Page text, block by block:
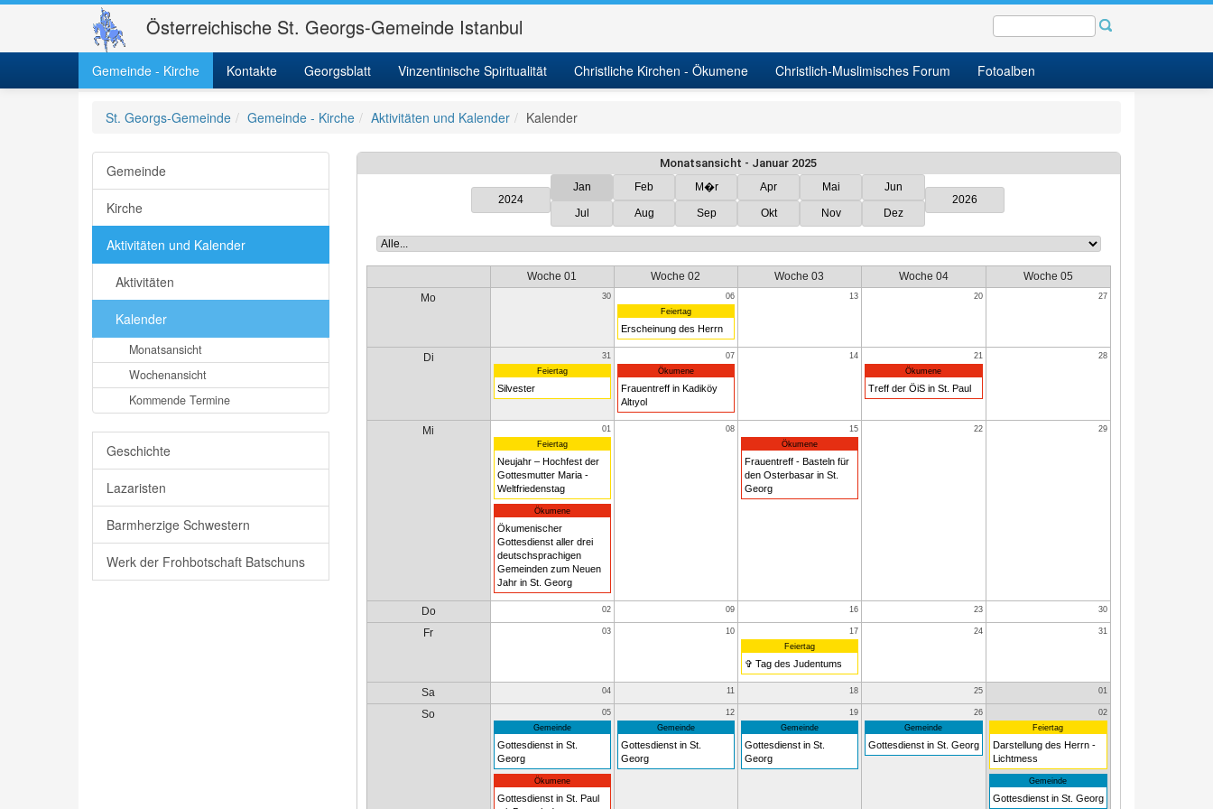
Österreichische St. Georgs-Gemeinde Istanbul
Gemeinde - Kirche Kontakte Georgsblatt Vinzentinische Spiritualität Christliche Kirchen - Ökumene Christlich-Muslimisches Forum Fotoalben
St. Georgs-Gemeinde Gemeinde - Kirche Aktivitäten und Kalender Kalender
Gemeinde
Kirche
Aktivitäten und Kalender
Aktivitäten
Kalender
Monatsansicht
Wochenansicht
Kommende Termine
Geschichte
Lazaristen
Barmherzige Schwestern
Werk der Frohbotschaft Batschuns
Monatsansicht - Januar 2025
2024
Jan Feb M�r Apr Mai Jun
Jul Aug Sep Okt Nov Dez
2026
Woche 01 Woche 02 Woche 03 Woche 04
Woche 05
Mo
30
06
Feiertag
Erscheinung des Herrn
13 20 27
Di
31
Feiertag
Silvester
07
Ökumene
Frauentreff in Kadiköy
Altıyol
14
21
Ökumene
Treff der ÖiS in St. Paul
28
Mi
01
Feiertag
Neujahr – Hochfest der
Gottesmutter Maria -
Weltfriedenstag
Ökumene
Ökumenischer
Gottesdienst aller drei
deutschsprachigen
Gemeinden zum Neuen
Jahr in St. Georg
08
15
Ökumene
Frauentreff - Basteln für
den Osterbasar in St.
Georg
22 29
Do 02 09 16 23 30
Fr 03 10
17
Feiertag
✞ Tag des Judentums
24 31
Sa 04 11 18 25 01
So
05
Gemeinde
Gottesdienst in St.
Georg
Ökumene
Gottesdienst in St. Paul
12
Gemeinde
Gottesdienst in St.
Georg
19
Gemeinde
Gottesdienst in St.
Georg
26
Gemeinde
Gottesdienst in St. Georg
02
Feiertag
Darstellung des Herrn -
Lichtmess
Gemeinde
Gottesdienst in St. Georg